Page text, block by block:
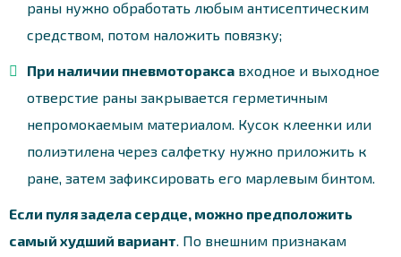
раны нужно обработать любым антисептическим
средством, потом наложить повязку;
При наличии пневмоторакса входное и выходное
отверстие раны закрывается герметичным
непромокаемым материалом. Кусок клеенки или
полиэтилена через салфетку нужно приложить к
ране, затем зафиксировать его марлевым бинтом.
Если пуля задела сердце, можно предположить
самый худший вариант . По внешним признакам